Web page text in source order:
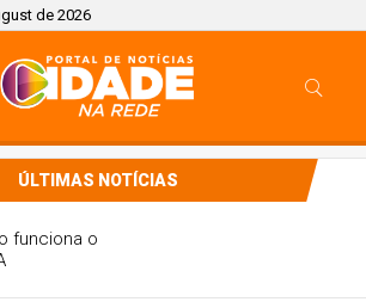
de 2026
ÚLTIMAS NOTÍCIAS
veja como funciona o
Família da Fundação CASA